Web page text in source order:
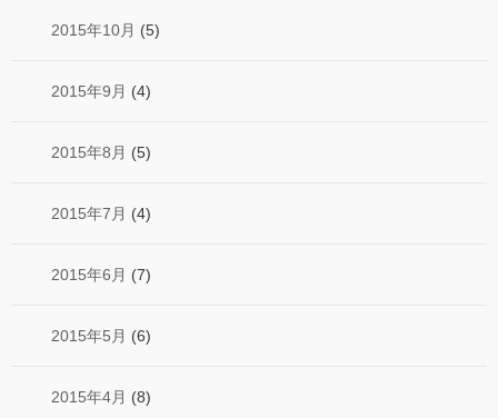
2015年10月 (5)
2015年9月 (4)
2015年8月 (5)
2015年7月 (4)
2015年6月 (7)
2015年5月 (6)
2015年4月 (8)